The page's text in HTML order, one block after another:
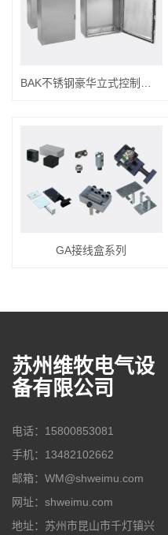
BAK不锈钢豪华立式控制箱系列
GA接线盒系列
苏州维牧电气设
备有限公司
电话：15800853081
手机：13482102662
邮箱：WM@shweimu.com
网址：shweimu.com
地址：苏州市昆山市千灯镇兴